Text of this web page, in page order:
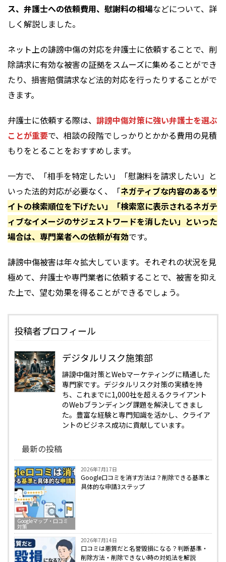
ス、弁護士への依頼費用、慰謝料の相場などについて、詳
しく解説しました。
ネット上の誹謗中傷の対応を弁護士に依頼することで、削
除請求に有効な被害の証拠をスムーズに集めることができ
たり、損害賠償請求など法的対応を行ったりすることがで
きます。
弁護士に依頼する際は、 誹謗中傷対策に強い弁護士を選ぶ
ことが重要で、相談の段階でしっかりとかかる費用の見積
もりをとることをおすすめします。
一方で、「相手を特定したい」「慰謝料を請求したい」と
いった法的対応が必要なく、「ネガティブな内容のあるサ
イトの検索順位を下げたい」「検索窓に表示されるネガテ
ィブなイメージのサジェストワードを消したい」といった
場合は、専門業者への依頼が有効です。
誹謗中傷被害は年々拡大しています。それぞれの状況を見
極めて、弁護士や専門業者に依頼することで、被害を抑え
た上で、望む効果を得ることができるでしょう。
投稿者プロフィール
デジタルリスク施策部
誹謗中傷対策とWebマーケティングに精通した
専門家です。デジタルリスク対策の実績を持
ち、これまでに1,000社を超えるクライアント
のWebブランディング課題を解決してきまし
た。豊富な経験と専門知識を活かし、クライア
ントのビジネス成功に貢献しています。
最新の投稿
Googleマップ・口コミ
対策
2026年7月17日
Google口コミを消す方法は？削除できる基準と
具体的な申請3ステップ
2026年7月14日
口コミは悪質だと名誉毀損になる？判断基準・
削除方法・削除できない時の対処法を解説